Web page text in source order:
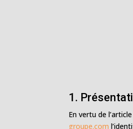
1.
En vertu de
groupe.com